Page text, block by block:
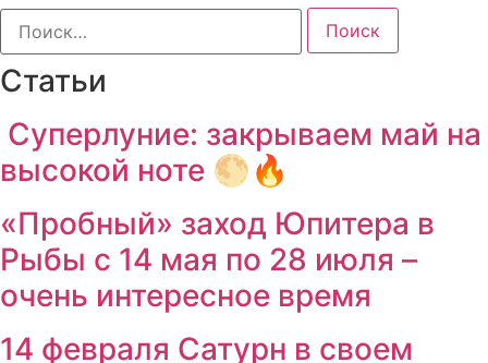
Найти:
Статьи
Суперлуние: закрываем май на
высокой ноте 🌕🔥
«Пробный» заход Юпитера в
Рыбы с 14 мая по 28 июля –
очень интересное время
14 февраля Сатурн в своем